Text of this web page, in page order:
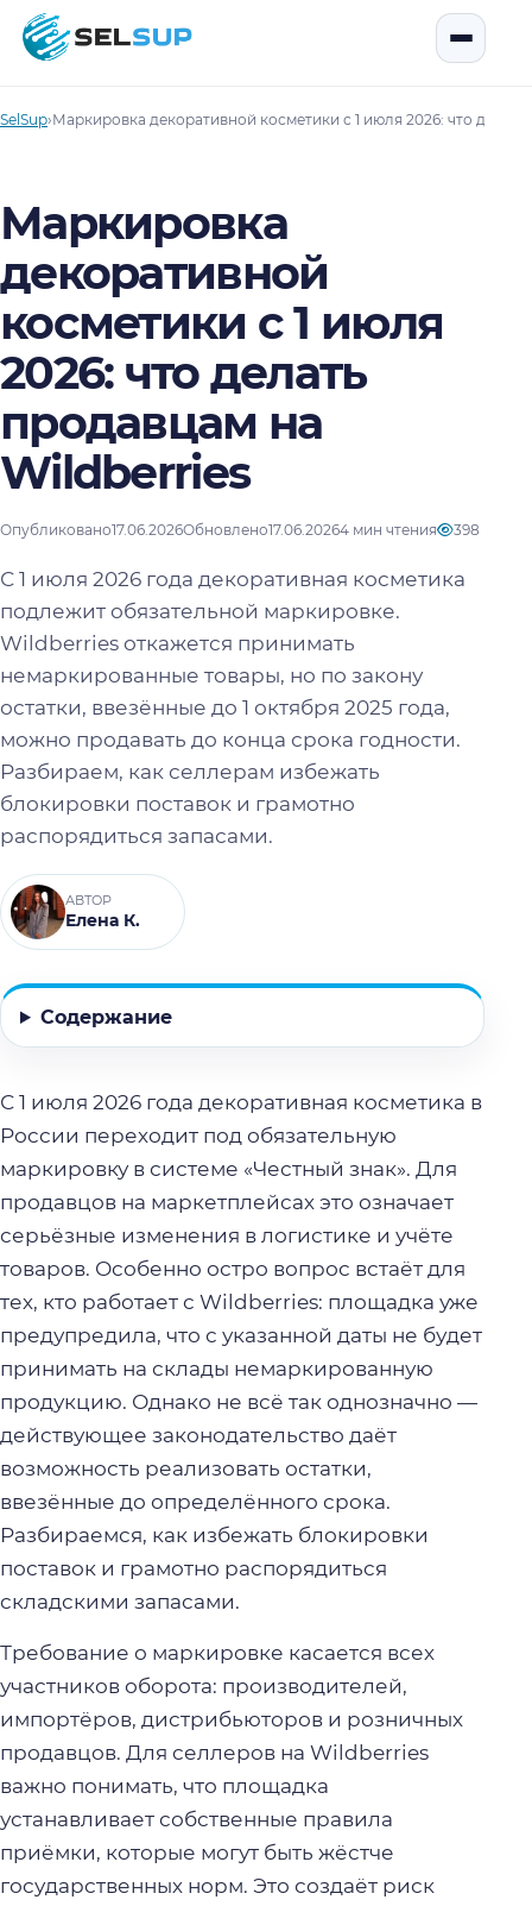
SelSup
SelSup›Маркировка декоративной косметики с 1 июля 2026: что
Маркировка
декоративной
косметики с 1 июля
2026: что делать
продавцам на
Wildberries
Опубликовано17.06.2026Обновлено17.06.20264 мин чтения 398
С 1 июля 2026 года декоративная косметика
подлежит обязательной маркировке.
Wildberries откажется принимать
немаркированные товары, но по закону
остатки, ввезённые до 1 октября 2025 года,
можно продавать до конца срока годности.
Разбираем, как селлерам избежать
блокировки поставок и грамотно
распорядиться запасами.
АВТОР
Елена К.
Содержание
С 1 июля 2026 года декоративная косметика в
России переходит под обязательную
маркировку в системе «Честный знак». Для
продавцов на маркетплейсах это означает
серьёзные изменения в логистике и учёте
товаров. Особенно остро вопрос встаёт для
тех, кто работает с Wildberries: площадка уже
предупредила, что с указанной даты не будет
принимать на склады немаркированную
продукцию. Однако не всё так однозначно —
действующее законодательство даёт
возможность реализовать остатки,
ввезённые до определённого срока.
Разбираемся, как избежать блокировки
поставок и грамотно распорядиться
складскими запасами.
Требование о маркировке касается всех
участников оборота: производителей,
импортёров, дистрибьюторов и розничных
продавцов. Для селлеров на Wildberries
важно понимать, что площадка
устанавливает собственные правила
приёмки, которые могут быть жёстче
государственных норм. Это создаёт риск